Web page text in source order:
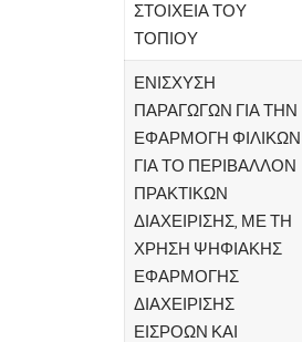
ΣΤΟΙΧΕΙΑ ΤΟΥ
ΤΟΠΙΟΥ
ΕΝΙΣΧΥΣΗ
ΠΑΡΑΓΩΓΩΝ ΓΙΑ ΤΗΝ
ΕΦΑΡΜΟΓΗ ΦΙΛΙΚΩΝ
ΓΙΑ ΤΟ ΠΕΡΙΒΑΛΛΟΝ
ΠΡΑΚΤΙΚΩΝ
ΔΙΑΧΕΙΡΙΣΗΣ, ΜΕ ΤΗ
ΧΡΗΣΗ ΨΗΦΙΑΚΗΣ
ΕΦΑΡΜΟΓΗΣ
ΔΙΑΧΕΙΡΙΣΗΣ
ΕΙΣΡΟΩΝ ΚΑΙ